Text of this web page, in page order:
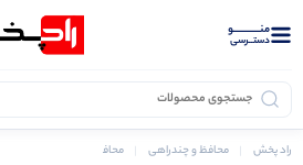
منــــــــــــو
دستــرسی
راد پخش محافظ و چندراهی محافظ برق